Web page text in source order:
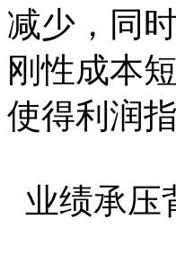
减少，同
刚性成本
使得利润
业绩承压